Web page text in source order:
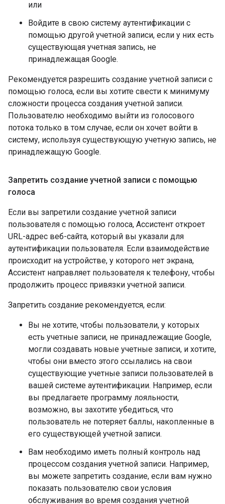
или
Войдите в свою систему аутентификации с
помощью другой учетной записи, если у них есть
существующая учетная запись, не
принадлежащая Google.
Рекомендуется разрешить создание учетной записи с
помощью голоса, если вы хотите свести к минимуму
сложности процесса создания учетной записи.
Пользователю необходимо выйти из голосового
потока только в том случае, если он хочет войти в
систему, используя существующую учетную запись, не
принадлежащую Google.
Запретить создание учетной записи с помощью
голоса
Если вы запретили создание учетной записи
пользователя с помощью голоса, Ассистент откроет
URL-адрес веб-сайта, который вы указали для
аутентификации пользователя. Если взаимодействие
происходит на устройстве, у которого нет экрана,
Ассистент направляет пользователя к телефону, чтобы
продолжить процесс привязки учетной записи.
Запретить создание рекомендуется, если:
Вы не хотите, чтобы пользователи, у которых
есть учетные записи, не принадлежащие Google,
могли создавать новые учетные записи, и хотите,
чтобы они вместо этого ссылались на свои
существующие учетные записи пользователей в
вашей системе аутентификации. Например, если
вы предлагаете программу лояльности,
возможно, вы захотите убедиться, что
пользователь не потеряет баллы, накопленные в
его существующей учетной записи.
Вам необходимо иметь полный контроль над
процессом создания учетной записи. Например,
вы можете запретить создание, если вам нужно
показать пользователю свои условия
обслуживания во время создания учетной